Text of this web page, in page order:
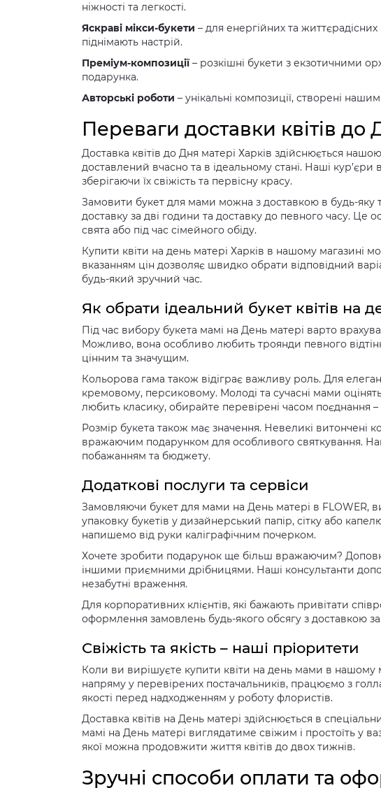
ніжності та легкості.
Яскраві мікси-букети – для енергійних та
піднімають настрій.
Преміум-композиції – розкішні букети з екзотичними
подарунка.
Авторські роботи – унікальні композиції, створені
Переваги доставки квітів до
Доставка квітів до Дня матері Харків здійснюється
доставлений вчасно та в ідеальному стані. Наші
зберігаючи їх свіжість та первісну красу.
Замовити букет для мами можна з доставкою в будь-яку
доставку за дві години та доставку до певного часу.
свята або під час сімейного обіду.
Купити квіти на день матері Харків в нашому магазині
вказанням цін дозволяє швидко обрати відповідний
будь-який зручний час.
Як обрати ідеальний букет квітів на
Під час вибору букета мамі на День матері варто
Можливо, вона особливо любить троянди певного
цінним та значущим.
Кольорова гама також відіграє важливу роль. Для
кремовому, персиковому. Молоді та сучасні мами
любить класику, обирайте перевірені часом поєднання –
Розмір букета також має значення. Невеликі витончені
вражаючим подарунком для особливого святкування.
побажанням та бюджету.
Додаткові послуги та сервіси
Замовляючи букет для мами на День матері в FLOWER,
упаковку букетів у дизайнерський папір, сітку або
напишемо від руки каліграфічним почерком.
Хочете зробити подарунок ще більш вражаючим?
іншими приємними дрібницями. Наші консультанти
незабутні враження.
Для корпоративних клієнтів, які бажають привітати
оформлення замовлень будь-якого обсягу з доставкою
Свіжість та якість – наші пріоритети
Коли ви вирішуєте купити квіти на день мами в нашому
напряму у перевірених постачальників, працюємо з
якості перед надходженням у роботу флористів.
Доставка квітів на День матері здійснюється в
мамі на День матері виглядатиме свіжим і простоїть у
якої можна продовжити життя квітів до двох тижнів.
Зручні способи оплати та